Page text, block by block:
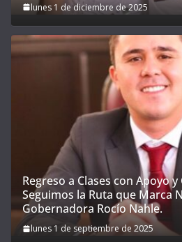
lunes 1 de diciembre de 2025
Regreso a Clases con Apoyo
Seguimos la Ruta que Marca
Gobernadora Rocío Nahle.
lunes 1 de septiembre de 2025